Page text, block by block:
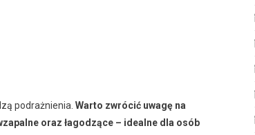
podrażnienia. Warto zwrócić uwagę na
oraz łagodzące – idealne dla osób